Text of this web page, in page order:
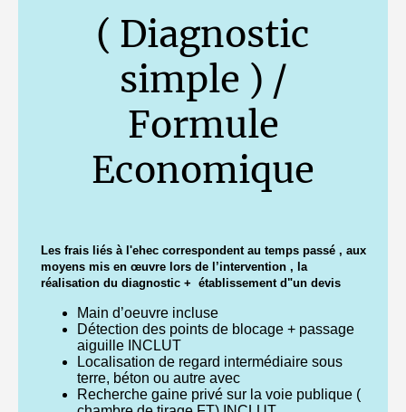
( Diagnostic
simple ) /
Formule
Economique
Les frais liés à l'ehec correspondent au temps passé , aux
moyens mis en œuvre lors de l’intervention , la
réalisation du diagnostic + établissement d"un devis
Main d’oeuvre incluse
Détection des points de blocage + passage
aiguille INCLUT
Localisation de regard intermédiaire sous
terre, béton ou autre avec
Recherche gaine privé sur la voie publique (